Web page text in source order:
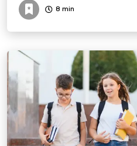
8 min